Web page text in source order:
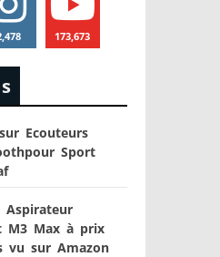
173,673
Ecouteurs
Sport
Aspirateur
M3 Max à prix
vu sur Amazon